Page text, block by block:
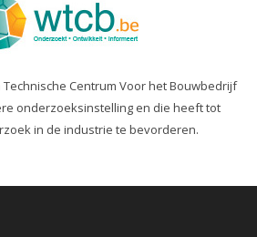
Centrum Voor het Bouwbedrijf
onderzoeksinstelling en die heeft tot
in de industrie te bevorderen.